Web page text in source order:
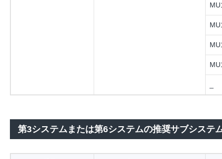
第3システムまたは第6システムの推奨サブシステ